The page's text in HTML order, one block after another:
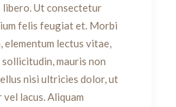
Ut consectetur
felis feugiat et. Morbi
elementum lectus vitae,
mauris non
nisi ultricies dolor, ut
lacus. Aliquam